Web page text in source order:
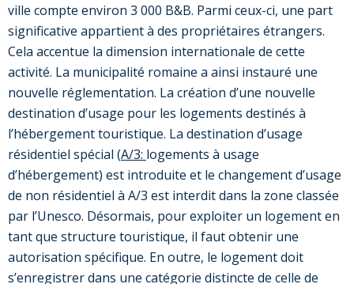
ville compte environ 3 000 B&B. Parmi ceux-ci, une part
significative appartient à des propriétaires étrangers.
Cela accentue la dimension internationale de cette
activité. La municipalité romaine a ainsi instauré une
nouvelle réglementation. La création d’une nouvelle
destination d’usage pour les logements destinés à
l’hébergement touristique. La destination d’usage
résidentiel spécial (A/3: logements à usage
d’hébergement) est introduite et le changement d’usage
de non résidentiel à A/3 est interdit dans la zone classée
par l’Unesco. Désormais, pour exploiter un logement en
tant que structure touristique, il faut obtenir une
autorisation spécifique. En outre, le logement doit
s’enregistrer dans une catégorie distincte de celle de